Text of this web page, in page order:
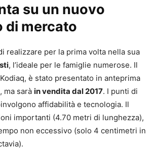
su un nuovo
di mercato
realizzare per la prima volta nella sua
, l’ideale per le famiglie numerose. Il
è stato presentato in anteprima
ma sarà in vendita dal 2017. I punti di
affidabilità e tecnologia. Il
importanti (4.70 metri di lunghezza),
non eccessivo (solo 4 centimetri in